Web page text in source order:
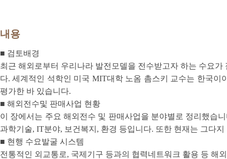
내용
■ 검토배경
최근 해외로부터 우리나라 발전모델을 전수받고자 하는 수요
다. 세계적인 석학인 미국 MIT대학 노옴 촘스키 교수는 한국
평가한 바 있습니다.
■ 해외전수및 판매사업 현황
이 장에서는 주요 해외전수 및 판매사업을 분야별로 정리했습
과학기술, IT분야, 보건복지, 환경 등입니다. 또한 현재는 그다
■ 현행 수요발굴 시스템
전통적인 외교통로, 국제기구 등과의 협력네트워크 활용 등 해